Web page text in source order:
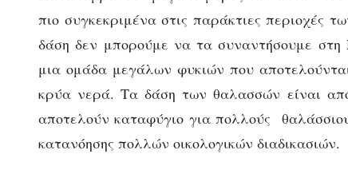
πιο συγκεκριμένα στις παράκτιες περιοχές
δάση δεν μπορούμε να τα συναντήσουμε στη
μια ομάδα μεγάλων φυκιών που
κρύα νερά. Τα δάση των θαλασσών είναι από
αποτελούν καταφύγιο για πολλούς
κατανόησης πολλών οικολογικών διαδικασιών.